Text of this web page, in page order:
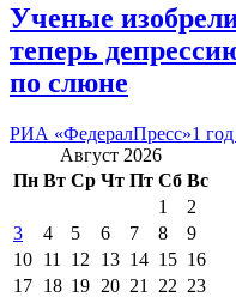
Ученые
теперь
по слюне
РИА «ФедералПресс»1
Август 2026
Пн Вт Ср Чт Пт Сб Вс
1
2
3
4 5 6 7 8
9
10 11 12 13 14 15 16
17 18 19 20 21 22 23